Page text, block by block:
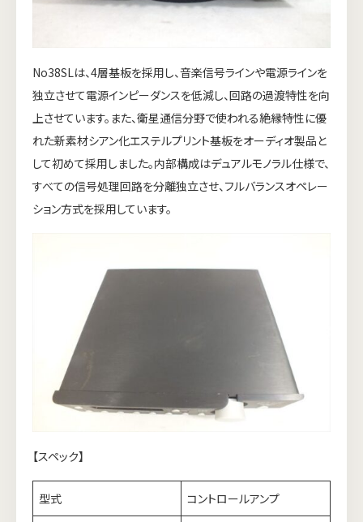
No38SLは、4層基板を採用し、音楽信号ラインや電源ラインを
独立させて電源インピーダンスを低減し、回路の過渡特性を向
上させています。また、衛星通信分野で使われる絶縁特性に優
れた新素材シアン化エステルプリント基板をオーディオ製品と
して初めて採用しました。内部構成はデュアルモノラル仕様で、
すべての信号処理回路を分離独立させ、フルバランスオペレー
ション方式を採用しています。
【スペック】
型式 コントロールアンプ